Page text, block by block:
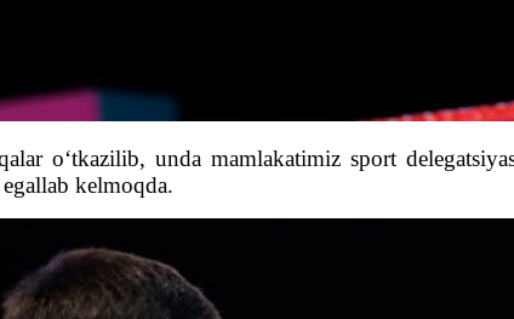
o‘tkazilib, unda mamlakatimiz sport
kelmoqda.